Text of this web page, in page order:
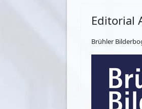
Editorial
Brühler